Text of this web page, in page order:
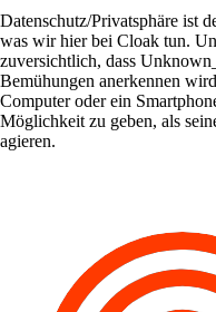
Datenschutz/Privatsphäre ist
was wir hier bei Cloak tun.
zuversichtlich, dass
Bemühungen anerkennen
Computer oder ein
Möglichkeit zu geben, als
agieren.